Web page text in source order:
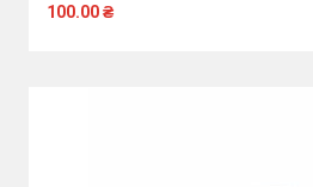
100.00₴